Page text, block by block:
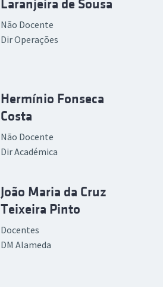
Laranjeira de Sousa
Não Docente
Dir Operações
Hermínio Fonseca
Costa
Não Docente
Dir Académica
João Maria da Cruz
Teixeira Pinto
Docentes
DM Alameda